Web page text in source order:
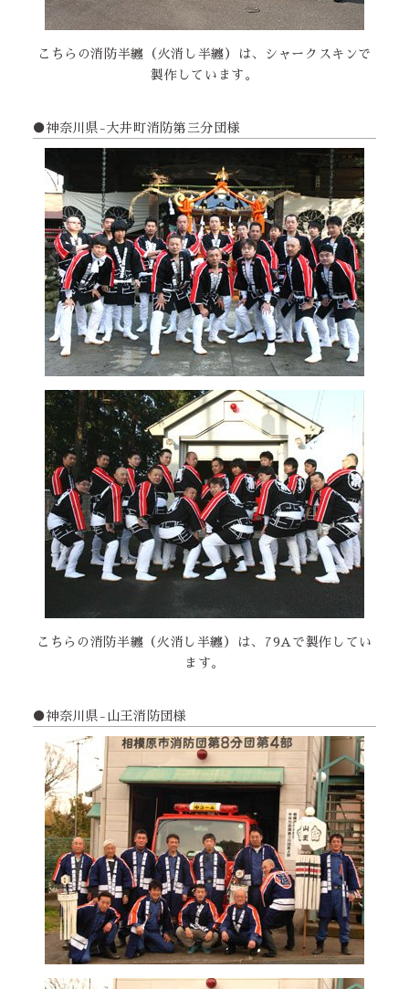
こちらの消防半纏（火消し半纏）は、シャークスキンで
製作しています。
●神奈川県-大井町消防第三分団様
こちらの消防半纏（火消し半纏）は、79Aで製作してい
ます。
●神奈川県-山王消防団様